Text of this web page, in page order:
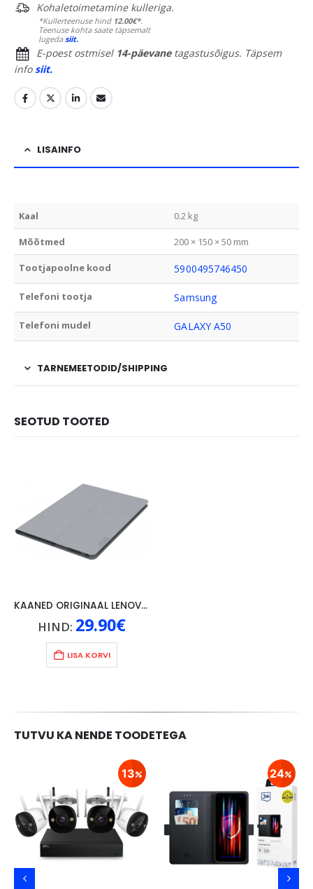
Kohaletoimetamine kulleriga.
*Kullerteenuse hind 12.00€*.
Teenuse kohta saate täpsemalt
lugedasiit.
E-poest ostmisel 14-päevanetagastusõigus. Täpsem
infosiit.
LISAINFO
Kaal 0.2 kg
Mõõtmed 200 × 150 × 50 mm
Tootjapoolne kood 5900495746450
Telefoni tootja Samsung
Telefoni mudel GALAXY A50
TARNEMEETODID/SHIPPING
SEOTUD TOOTED
KAANED ORIGINAAL LENOVO TAB 4 10″, HALL
HIND: 29.90€
LISA KORVI
TUTVU KA NENDE TOODETEGA
13 24